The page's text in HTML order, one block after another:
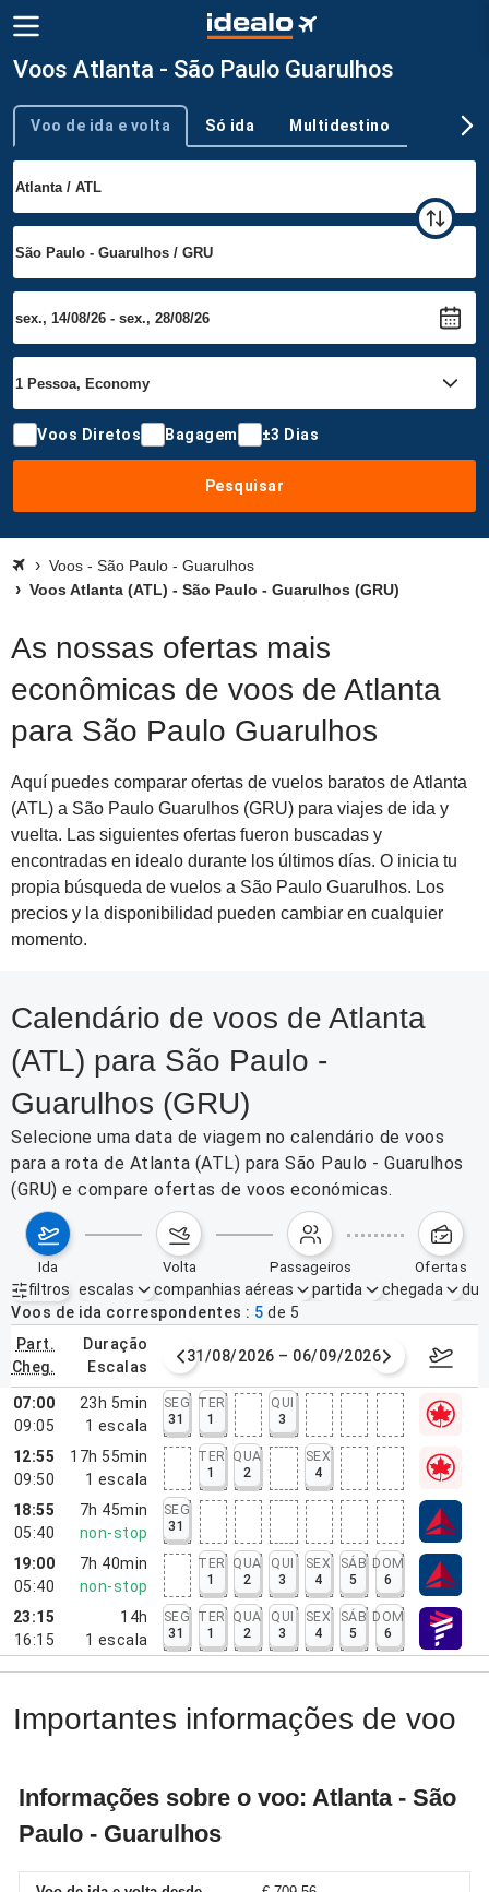
Voos Atlanta - São Paulo Guarulhos
Tipo de viagem
Voo de ida e volta Só ida Multidestino
Voos Diretos Bagagem ±3 Dias
Pesquisar
Voos - São Paulo - Guarulhos
Voos Atlanta (ATL) - São Paulo - Guarulhos (GRU)
As nossas ofertas mais
econômicas de voos de Atlanta
para São Paulo Guarulhos
Aquí puedes comparar ofertas de vuelos baratos de Atlanta
(ATL) a São Paulo Guarulhos (GRU) para viajes de ida y
vuelta. Las siguientes ofertas fueron buscadas y
encontradas en idealo durante los últimos días. O inicia tu
propia búsqueda de vuelos a São Paulo Guarulhos. Los
precios y la disponibilidad pueden cambiar en cualquier
momento.
Calendário de voos de Atlanta
(ATL) para São Paulo -
Guarulhos (GRU)
Selecione uma data de viagem no calendário de voos
para a rota de Atlanta (ATL) para São Paulo - Guarulhos
(GRU) e compare ofertas de voos económicas.
ida volta passageiros ofertas
filtros
Filtros ativos nenhum
escalas companhias aéreas partida chegada
Voos de ida correspondentes
5 de 5
part.
cheg.
duração
escalas
agosto de 2026 31/08/2026 – 06/09/2026 7–13
07:00
09:05
23h 5min
1 escala
SEG
31
TER
1
QUI
3
12:55
09:50
17h 55min
1 escala
TER
1
QUA
2
SEX
4
18:55
05:40
7h 45min
non-stop
SEG
31
19:00
05:40
7h 40min
non-stop
TER
1
QUA
2
QUI
3
SEX
4
SÁB
5
DOM
6
23:15
16:15
14h
1 escala
SEG
31
TER
1
QUA
2
QUI
3
SEX
4
SÁB
5
DOM
6
Importantes informações de voo
Informações sobre o voo: Atlanta - São
Paulo - Guarulhos